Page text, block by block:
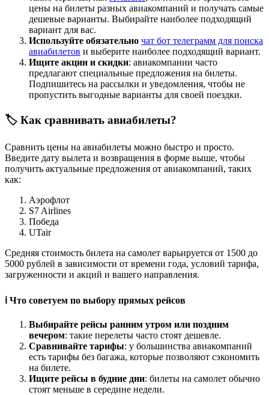
цены на билеты разных авиакомпаний и получать самые
дешевые варианты. Выбирайте наиболее подходящий
вариант для вас.
Используйте обязательно чат бот телеграмм для поиска
авиабилетов и выберите наиболее подходящий вариант.
Ищите акции и скидки: авиакомпании часто
предлагают специальные предложения на билеты.
Подпишитесь на рассылки и уведомления, чтобы не
пропустить выгодные варианты для своей поездки.
🏷️ Как сравнивать авиабилеты?
Сравнить цены на авиабилеты можно быстро и просто.
Введите дату вылета и возвращения в форме выше, чтобы
получить актуальные предложения от авиакомпаний, таких
как:
Аэрофлот
S7 Airlines
Победа
UTair
Средняя стоимость билета на самолет варьируется от 1500 до
5000 рублей в зависимости от времени года, условий тарифа,
загруженности и акций и вашего направления.
ℹ️ Что советуем по выбору прямых рейсов
Выбирайте рейсы ранним утром или поздним
вечером: такие перелеты часто стоят дешевле.
Сравнивайте тарифы: у большинства авиакомпаний
есть тарифы без багажа, которые позволяют сэкономить
на билете.
Ищите рейсы в будние дни: билеты на самолет обычно
стоят меньше в середине недели.